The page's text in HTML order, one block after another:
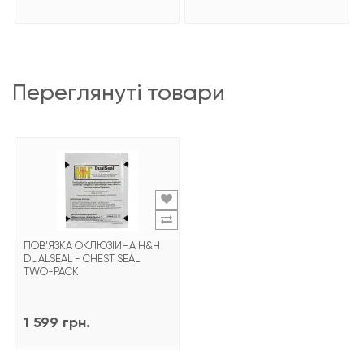
переглянуті товари
ПОВ'ЯЗКА ОКЛЮЗІЙНА Н&Н
DUALSEAL - CHEST SEAL
TWO-PACK
1 599 грн.